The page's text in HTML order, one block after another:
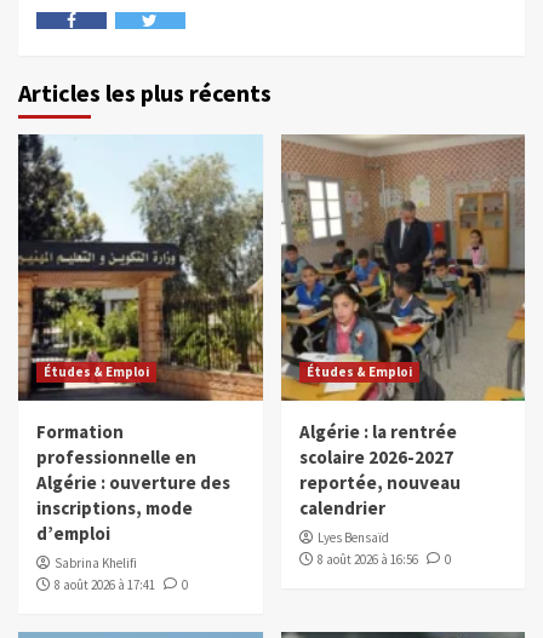
Articles les plus récents
Études & Emploi
Formation
professionnelle en
Algérie : ouverture des
inscriptions, mode
d’emploi
Sabrina Khelifi
8 août 2026 à 17:41
0
Études & Emploi
Algérie : la rentrée
scolaire 2026-2027
reportée, nouveau
calendrier
Lyes Bensaïd
8 août 2026 à 16:56
0